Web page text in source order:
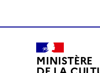
MINISTÈRE